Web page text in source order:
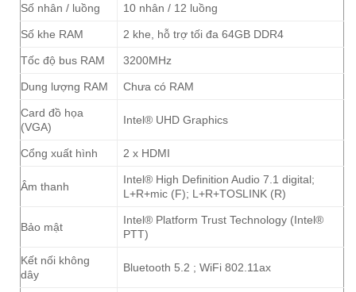
Số nhân / luồng 10 nhân / 12 luồng
Số khe RAM 2 khe, hỗ trợ tối đa 64GB DDR4
Tốc độ bus RAM 3200MHz
Dung lượng RAM Chưa có RAM
Card đồ họa
(VGA)
Intel® UHD Graphics
Cổng xuất hình 2 x HDMI
Âm thanh
Intel® High Definition Audio 7.1 digital;
L+R+mic (F); L+R+TOSLINK (R)
Bảo mật
Intel® Platform Trust Technology (Intel®
PTT)
Kết nối không
dây
Bluetooth 5.2 ; WiFi 802.11ax